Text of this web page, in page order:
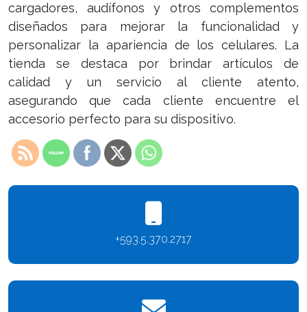
cargadores, audífonos y otros complementos
diseñados para mejorar la funcionalidad y
personalizar la apariencia de los celulares. La
tienda se destaca por brindar artículos de
calidad y un servicio al cliente atento,
asegurando que cada cliente encuentre el
accesorio perfecto para su dispositivo.
+593.5.370.2717